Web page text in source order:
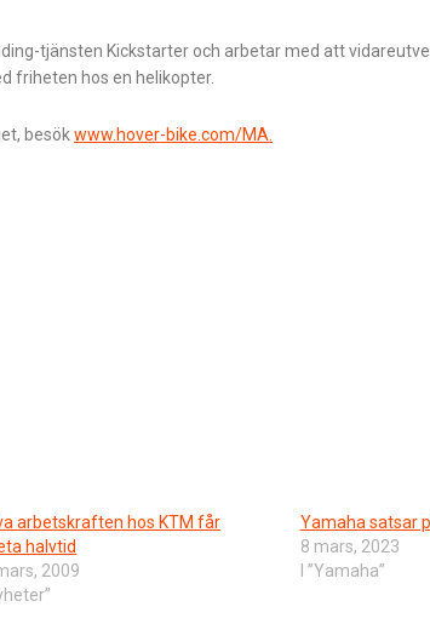
tjänsten Kickstarter och arbetar med att
friheten hos en helikopter.
besökwww.hover-bike.com/MA.
arbetskraften hos KTM får
halvtid
2009
Yamaha satsar
8 mars, 2023
I ”Yamaha”